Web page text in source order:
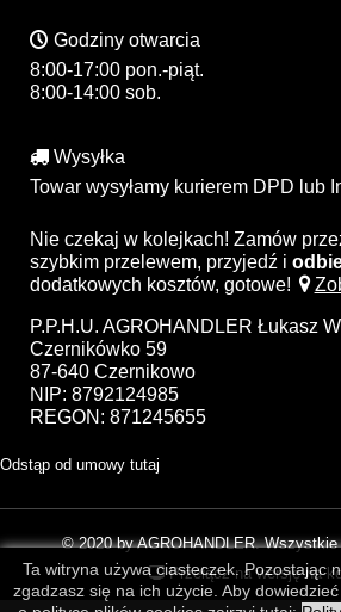
Ta witryna używa ciasteczek. Pozostając
zgadzasz się na ich użycie. Aby
Godziny otwarcia
8:00-17:00 pon.-piąt.
8:00-14:00 sob.
Wysyłka
Towar wysyłamy kurierem DPD lub
Nie czekaj w kolejkach! Zamów
szybkim przelewem, przyjedź i
dodatkowych kosztów, gotowe!
P.P.H.U. AGROHANDLER Łukasz
Czernikówko 59
87-640 Czernikowo
NIP: 8792124985
REGON: 871245655
Odstąp od umowy tutaj
© 2020 by AGROHANDLER.
Przełącz na wersję na